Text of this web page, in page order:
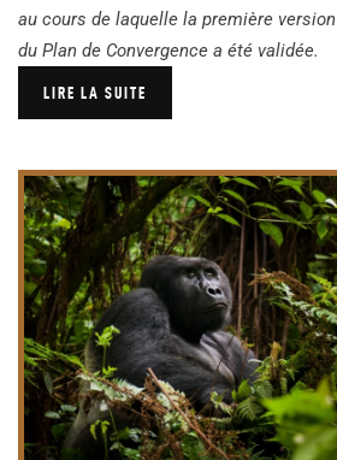
au cours de laquelle la première version
du Plan de Convergence a été validée.
LIRE LA SUITE